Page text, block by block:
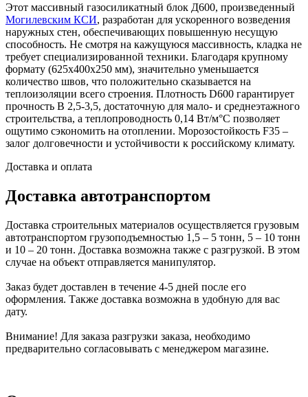
Этот массивный газосиликатный блок Д600, произведенный
Могилевским КСИ, разработан для ускоренного возведения
наружных стен, обеспечивающих повышенную несущую
способность. Не смотря на кажущуюся массивность, кладка не
требует специализированной техники. Благодаря крупному
формату (625х400х250 мм), значительно уменьшается
количество швов, что положительно сказывается на
теплоизоляции всего строения. Плотность D600 гарантирует
прочность B 2,5-3,5, достаточную для мало- и среднеэтажного
строительства, а теплопроводность 0,14 Вт/м°С позволяет
ощутимо сэкономить на отоплении. Морозостойкость F35 –
залог долговечности и устойчивости к российскому климату.
Доставка и оплата
Доставка автотранспортом
Доставка строительных материалов осуществляется грузовым
автотранспортом грузоподъемностью 1,5 – 5 тонн, 5 – 10 тонн
и 10 – 20 тонн. Доставка возможна также с разгрузкой. В этом
случае на объект отправляется манипулятор.
Заказ будет доставлен в течение 4-5 дней после его
оформления. Также доставка возможна в удобную для вас
дату.
Внимание! Для заказа разгрузки заказа, необходимо
предварительно согласовывать с менеджером магазине.